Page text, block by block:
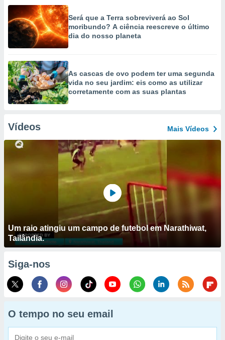
Será que a Terra sobreviverá ao Sol
moribundo? A ciência reescreve o último
dia do nosso planeta
As cascas de ovo podem ter uma segunda
vida no seu jardim: eis como as utilizar
corretamente com as suas plantas
Vídeos Mais Vídeos
Um raio atingiu um campo de futebol em Narathiwat,
Tailândia.
Siga-nos
O tempo no seu email